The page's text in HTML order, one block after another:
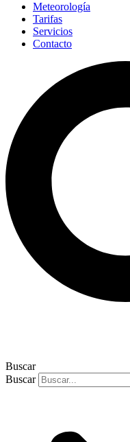
Meteorología
Tarifas
Servicios
Contacto
Buscar
Buscar